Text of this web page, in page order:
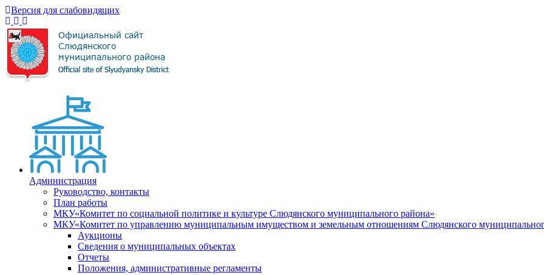
Версия для слабовидящих
Администрация
Руководство, контакты
План работы
МКУ«Комитет по социальной политике и культуре Слюдянского муниципального района»
МКУ«Комитет по управлению муниципальным имуществом и земельным отношениям Слюдянского
Аукционы
Сведения о муниципальных объектах
Отчеты
Положения, административные регламенты